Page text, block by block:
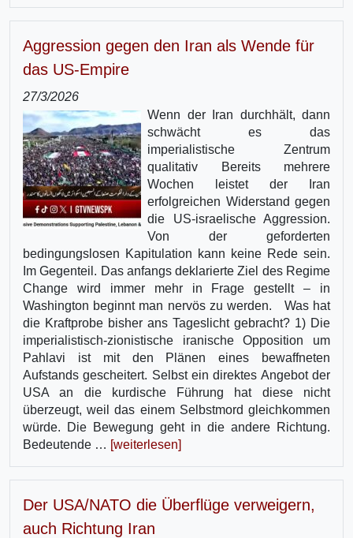
Aggression gegen den Iran als Wende für
das US-Empire
27/3/2026
Wenn der Iran durchhält, dann
schwächt es das
imperialistische Zentrum
qualitativ Bereits mehrere
Wochen leistet der Iran
erfolgreichen Widerstand gegen
die US-israelische Aggression.
Von der geforderten
bedingungslosen Kapitulation kann keine Rede sein.
Im Gegenteil. Das anfangs deklarierte Ziel des Regime
Change wird immer mehr in Frage gestellt – in
Washington beginnt man nervös zu werden. Was hat
die Kraftprobe bisher ans Tageslicht gebracht? 1) Die
imperialistisch-zionistische iranische Opposition um
Pahlavi ist mit den Plänen eines bewaffneten
Aufstands gescheitert. Selbst ein direktes Angebot der
USA an die kurdische Führung hat diese nicht
überzeugt, weil das einem Selbstmord gleichkommen
würde. Die Bewegung geht in die andere Richtung.
Bedeutende … [weiterlesen]
Der USA/NATO die Überflüge verweigern,
auch Richtung Iran